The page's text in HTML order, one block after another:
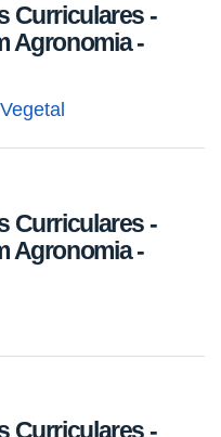
Curriculares -
Agronomia -
Curriculares -
Agronomia -
Curriculares -